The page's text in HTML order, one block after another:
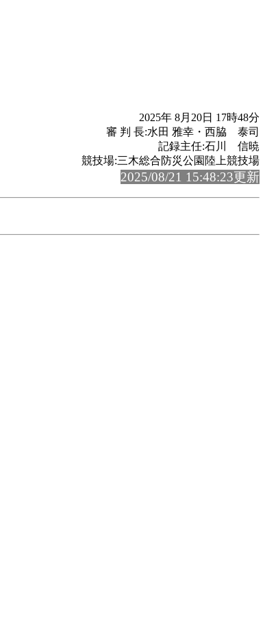
2025年 8月20日 17時48分
審 判 長:水田 雅幸・西脇 泰司
記録主任:石川 信暁
競技場:三木総合防災公園陸上競技場
2025/08/21 15:48:23更新